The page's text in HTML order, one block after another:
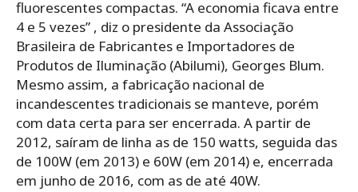
fluorescentes compactas. “A economia ficava entre
4 e 5 vezes” , diz o presidente da Associação
Brasileira de Fabricantes e Importadores de
Produtos de Iluminação (Abilumi), Georges Blum.
Mesmo assim, a fabricação nacional de
incandescentes tradicionais se manteve, porém
com data certa para ser encerrada. A partir de
2012, saíram de linha as de 150 watts, seguida das
de 100W (em 2013) e 60W (em 2014) e, encerrada
em junho de 2016, com as de até 40W.